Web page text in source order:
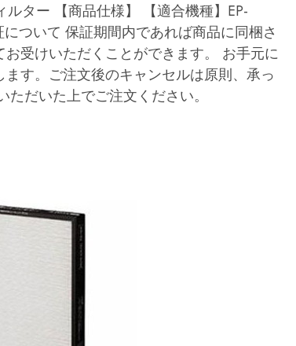
ター 【商品仕様】 【適合機種】EP-
ついて 保証期間内であれば商品に同梱さ
受けいただくことができます。 お手元に
す。ご注文後のキャンセルは原則、承っ
だいた上でご注文ください。